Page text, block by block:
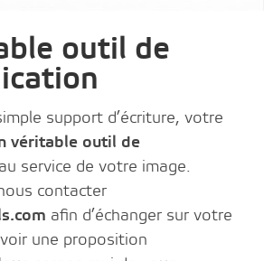
outil de
support d’écriture, votre
véritable outil de
au service de votre image.
contacter
afin d’échanger sur votre
une proposition